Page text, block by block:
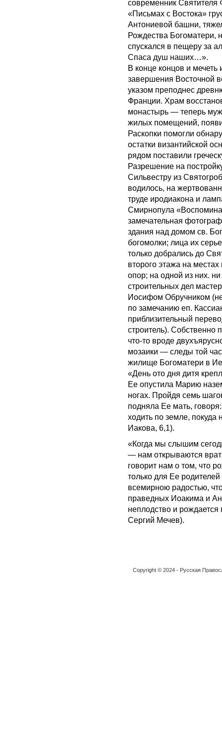
современник Святителя
«Письмах с Востока»
Антониевой башни,
Рождества Богоматери,
спускался в пещеру за
Спаса душ наших…».
В конце концов и
завершения Восточной
указом преподнес
Франции. Храм
монастырь — теперь
жилых помещений,
Раскопки помогли
остатки византийской
рядом поставили
Разрешение на
Сильвестру из
водилось, на
труде иродиакона и
Смирнопула
замечательная
здания над домом св.
богомолки; лица их
только добрались до
второго этажа на
опор; на одной из них.
строительных дел
Иосифом Обручником
по замечанию еп.
приблизительный
строитель). Собственно
что-то вроде
мозаики — следы той
жилище Богоматери в
«День ото дня дитя
Ее опустила Марию
ногах. Пройдя семь
подняла Ее мать,
ходить по земле,
Иакова, 6,1).
«Когда мы слышим
— нам открываются
говорит нам о том, что
только для Ее
всемирною радостью,
праведных Иоакима и
неплодство и
Сергий Мечев).
Copyright © 2024 - Русская